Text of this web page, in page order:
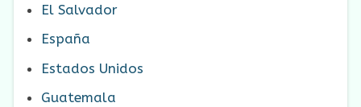
El Salvador
España
Estados Unidos
Guatemala